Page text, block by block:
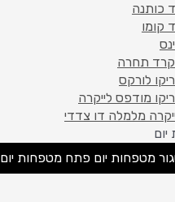
כותנה
קומו
תחרה
לורקס
מודפס לייקרה
מלמלה דו צדדי
מטפחות יום פתח מטפחות יום